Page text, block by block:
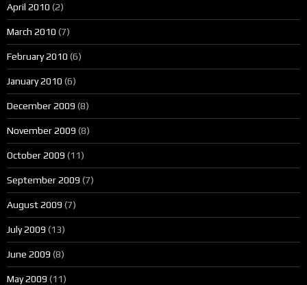
April 2010 (2)
March 2010 (7)
February 2010 (6)
January 2010 (6)
December 2009 (8)
November 2009 (8)
October 2009 (11)
September 2009 (7)
August 2009 (7)
July 2009 (13)
June 2009 (8)
May 2009 (11)